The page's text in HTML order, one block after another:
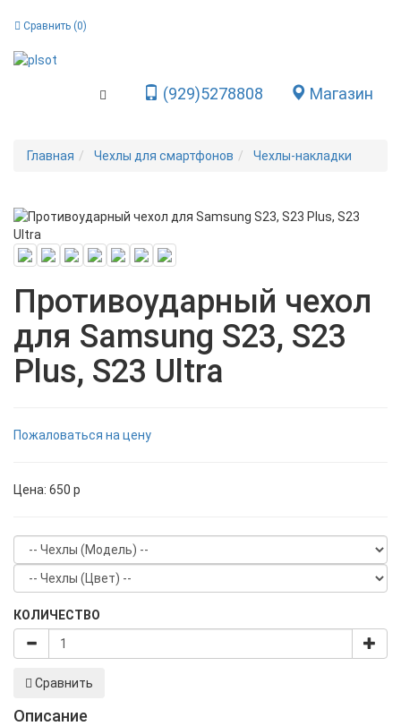
Сравнить (0)
Магазин
(929)5278808
Toggle Navigation
Главная Чехлы для смартфонов Чехлы-накладки
Противоударный чехол
для Samsung S23, S23
Plus, S23 Ultra
Пожаловаться на цену
Цена: 650 p
КОЛИЧЕСТВО
Сравнить
Описание